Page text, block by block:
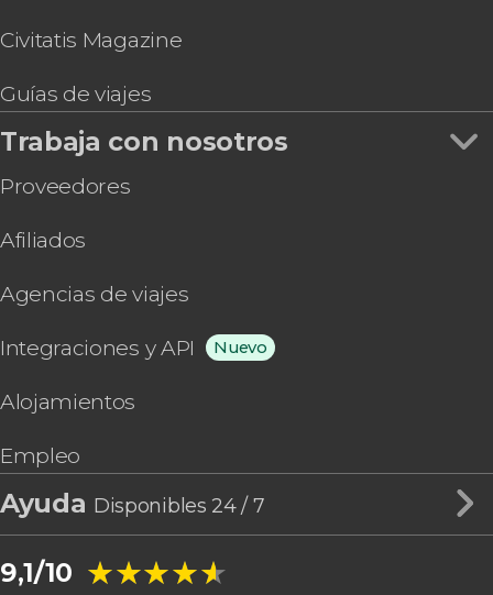
Civitatis Magazine
Guías de viajes
Trabaja con nosotros
Proveedores
Afiliados
Agencias de viajes
Integraciones y API Nuevo
Alojamientos
Empleo
Ayuda Disponibles 24 / 7
9,1/10 ★★★★★
★★★★★